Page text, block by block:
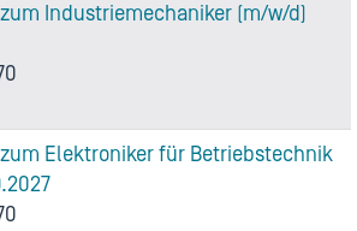
Industriemechaniker (m/w/d)
Elektroniker für Betriebstechnik